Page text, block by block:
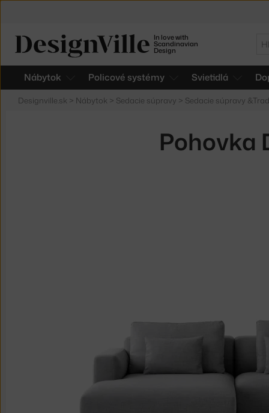
In love with
Scandinavian
Design
Nábytok Policové systémy Svietidlá
Designville.sk > Nábytok > Sedacie súpravy > Sedacie súpravy
Pohovka